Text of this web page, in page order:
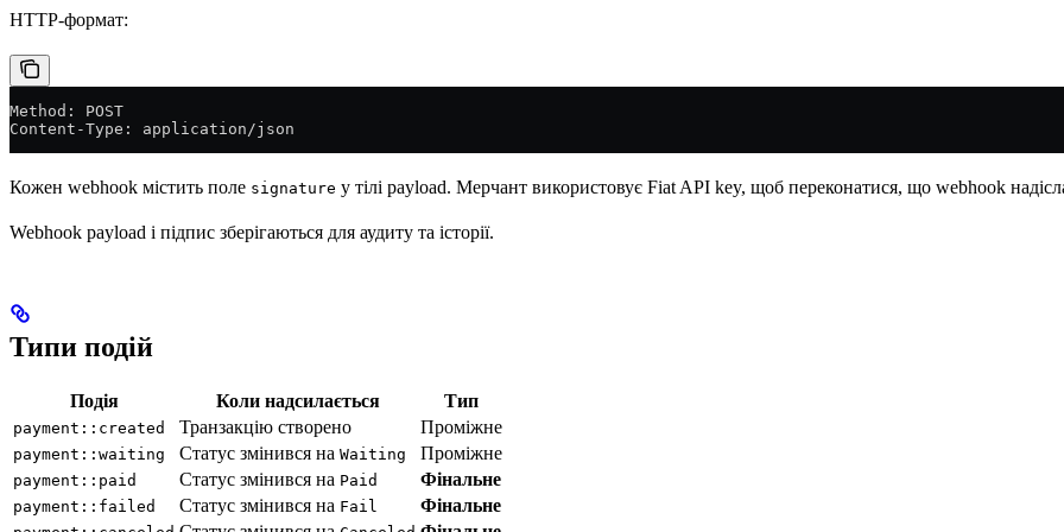
HTTP-формат:
Method: POST
Content-Type: application/json
Кожен webhook містить поле signature у тілі payload. Мерчант використовує Fiat API key, щоб переконатися, що webhook
Webhook payload і підпис зберігаються для аудиту та історії.
Типи подій
Подія Коли надсилається Тип
payment::created Транзакцію створено Проміжне
payment::waiting Статус змінився на Waiting Проміжне
payment::paid Статус змінився на Paid Фінальне
payment::failed Статус змінився на Fail Фінальне